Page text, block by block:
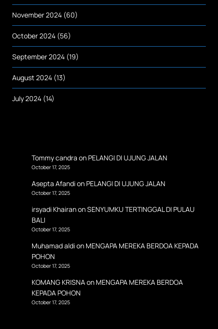
November 2024 (60)
October 2024 (56)
September 2024 (19)
August 2024 (13)
July 2024 (14)
Tommy candra on PELANGI DI UJUNG JALAN
October 17, 2025
Asepta Afandion PELANGI DI UJUNG JALAN
October 17, 2025
irsyadi KhairanonSENYUMKU TERTINGGAL DI PULAU
BALI
October 17, 2025
Muhamad aldion MENGAPA MEREKA BERDOA KEPADA
POHON
October 17, 2025
KOMANG KRISNAon MENGAPA MEREKA BERDOA
KEPADA POHON
October 17, 2025